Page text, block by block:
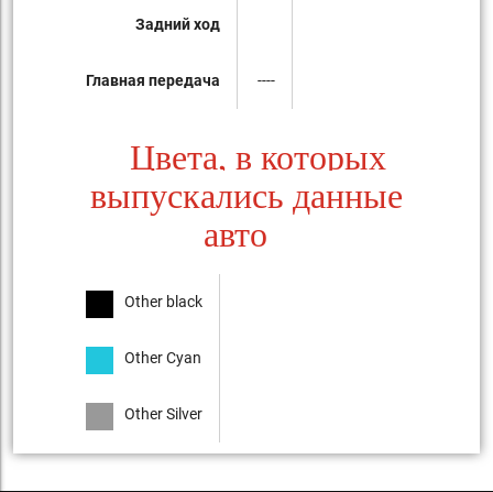
Задний ход
Главная передача ----
Цвета, в которых
выпускались данные
авто
Other black
Other Cyan
Other Silver